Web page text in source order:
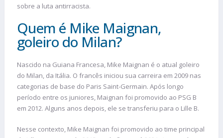
sobre a luta antirracista.
Quem é Mike Maignan,
goleiro do Milan?
Nascido na Guiana Francesa, Mike Maignan é o atual goleiro
do Milan, da Itália. O francês iniciou sua carreira em 2009 nas
categorias de base do Paris Saint-Germain. Após longo
período entre os juniores, Maignan foi promovido ao PSG B
em 2012. Alguns anos depois, ele se transferiu para o Lille B.
Nesse contexto, Mike Maignan foi promovido ao time principal